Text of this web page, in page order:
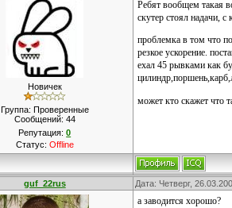
Новичек
Группа: Проверенные
Сообщений: 44
Репутация:0
Статус: Offline
Ребят вообщем такая
скутер стоял надачи,
проблемка в том что
резкое ускорение.
ехал 45 рывками как
может кто скажет что
guf_22rus Дата: Четверг,
а заводится хорошо?